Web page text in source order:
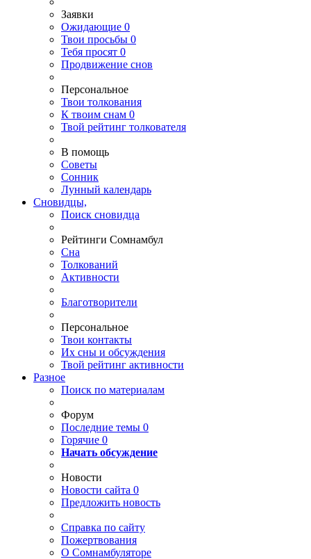
Заявки
Ожидающие 0
Твои просьбы 0
Тебя просят 0
Продвижение снов
Персональное
Твои толкования
К твоим снам 0
Твой рейтинг толкователя
В помощь
Советы
Сонник
Лунный календарь
Сновидцы,
Поиск сновидца
Рейтинги Сомнамбул
Сна
Толкований
Активности
Благотворители
Персональное
Твои контакты
Их сны и обсуждения
Твой рейтинг активности
Разное
Поиск по материалам
Форум
Последние темы 0
Горячие 0
Начать обсуждение
Новости
Новости сайта 0
Предложить новость
Справка по сайту
Пожертвования
О Сомнамбуляторе